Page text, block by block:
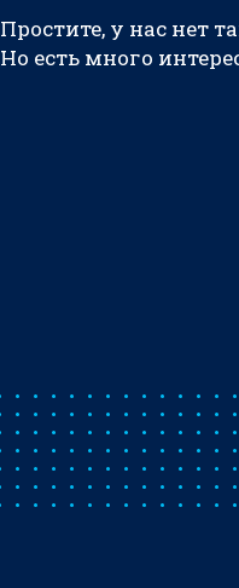
Простите, у нас нет
Но есть много